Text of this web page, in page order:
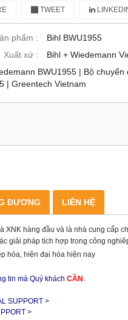
TWEET
phẩm :
Bihl BWU1955
Xuất xứ :
Bihl + Wiedemann
BWU1955 | Bộ
| Greentech Vietnam
ĐƯƠNG LIÊN HỆ
XNK hàng đầu và là nhà cung cấp
giải pháp tích hợp trong công
hóa, hiện đại hóa hiện nay
tin mà Quý khách CẦN .
SUPPORT >
>